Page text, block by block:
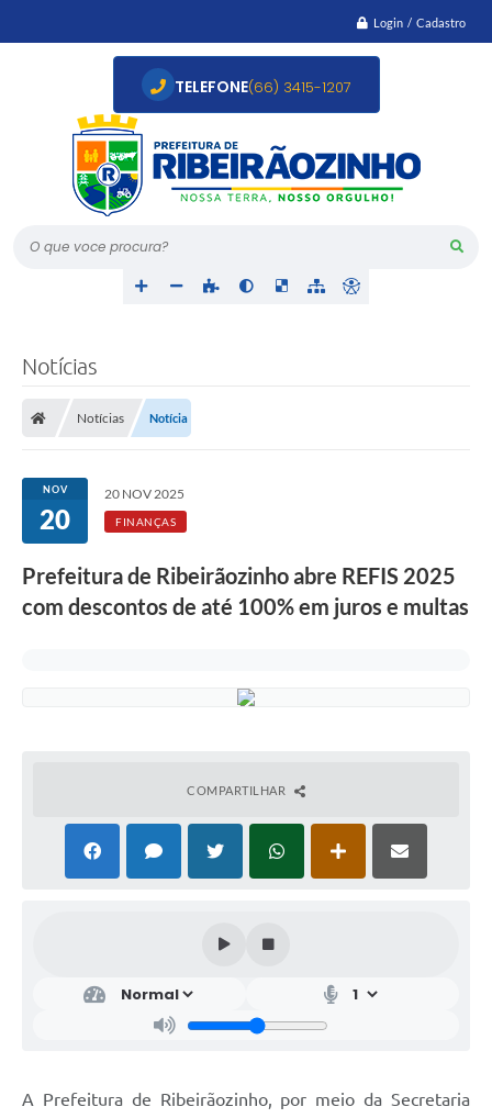
Login / Cadastro
O que voce procura?
TELEFONE(66) 3415-1207
Notícias
Notícias Notícia
NOV
20
20 NOV 2025
FINANÇAS
Prefeitura de Ribeirãozinho abre REFIS 2025
com descontos de até 100% em juros e multas
COMPARTILHAR
A Prefeitura de Ribeirãozinho, por meio da Secretaria